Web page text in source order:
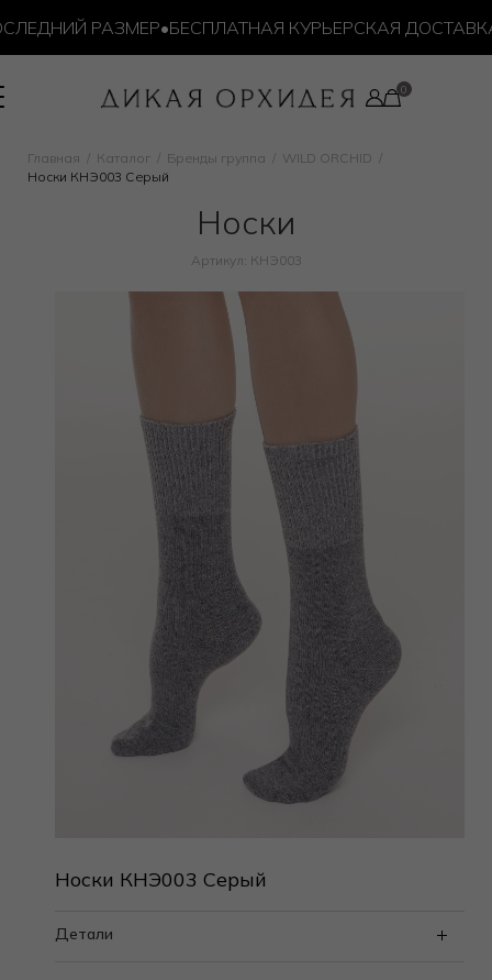
РАЗМЕР•БЕСПЛАТНАЯ КУРЬЕРСКАЯ ДОСТАВКА ОТ
Главная Каталог Бренды группа
WILD ORCHID
Носки КНЭ003 Серый
Носки
Артикул: КНЭ003
Носки КНЭ003 Серый
Детали